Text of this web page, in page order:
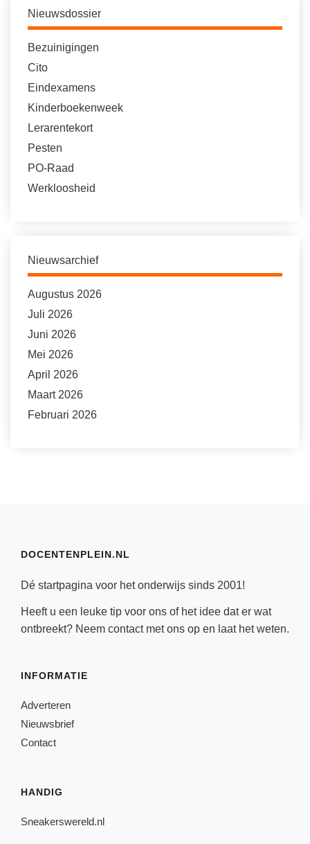
Nieuwsdossier
Bezuinigingen
Cito
Eindexamens
Kinderboekenweek
Lerarentekort
Pesten
PO-Raad
Werkloosheid
Nieuwsarchief
Augustus 2026
Juli 2026
Juni 2026
Mei 2026
April 2026
Maart 2026
Februari 2026
DOCENTENPLEIN.NL
Dé startpagina voor het onderwijs sinds 2001!
Heeft u een leuke tip voor ons of het idee dat er wat
ontbreekt? Neem contactmet ons op en laat het weten.
INFORMATIE
Adverteren
Nieuwsbrief
Contact
HANDIG
Sneakerswereld.nl